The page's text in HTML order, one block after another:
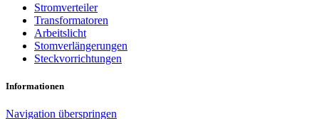
Stromverteiler
Transformatoren
Arbeitslicht
Stomverlängerungen
Steckvorrichtungen
Informationen
Navigation überspringen